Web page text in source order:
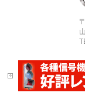
パネル